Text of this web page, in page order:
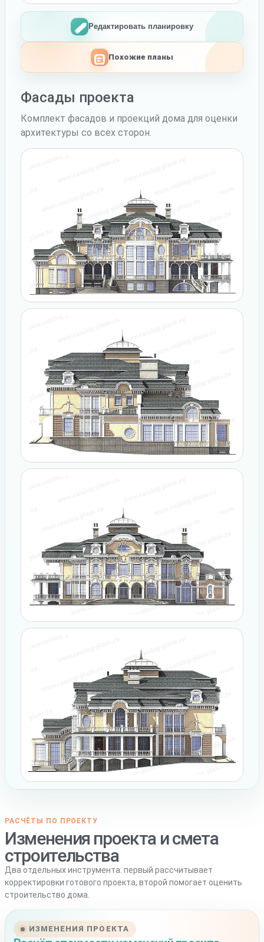
Редактировать планировку
Похожие планы
Фасады проекта
Комплект фасадов и проекций дома для оценки
архитектуры со всех сторон.
РАСЧЁТЫ ПО ПРОЕКТУ
Изменения проекта и смета
строительства
Два отдельных инструмента: первый рассчитывает
корректировки готового проекта, второй помогает оценить
строительство дома.
ИЗМЕНЕНИЯ ПРОЕКТА